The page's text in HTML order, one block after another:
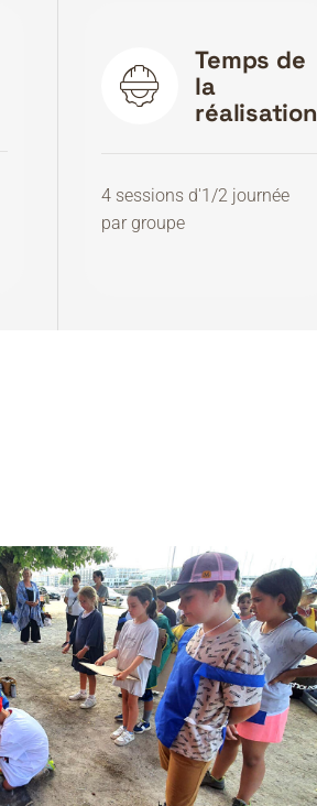
Temps de
la
réalisation
4 sessions d'1/2 journée
par groupe